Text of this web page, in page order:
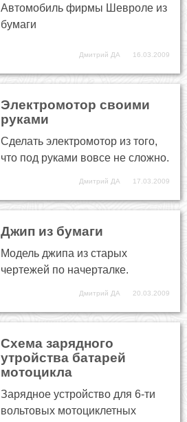
Автомобиль фирмы Шевроле из
бумаги
Дмитрий ДА 16.03.2009
Электромотор своими
руками
Сделать электромотор из того,
что под руками вовсе не сложно.
Дмитрий ДА 17.03.2009
Джип из бумаги
Модель джипа из старых
чертежей по начерталке.
Дмитрий ДА 20.03.2009
Схема зарядного
утройства батарей
мотоцикла
Зарядное устройство для 6-ти
вольтовых мотоциклетных